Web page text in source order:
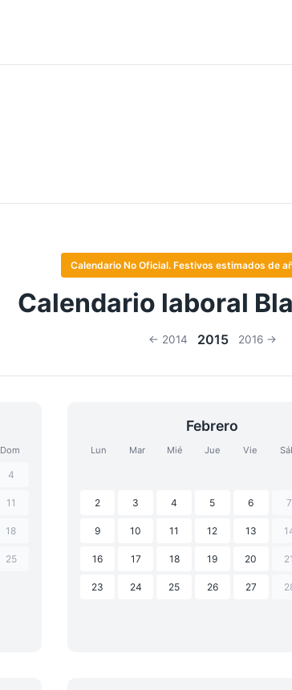
Calendario No Oficial. Festivos estimados de
Calendario laboral
← 2014 2015 2016 →
Dom
4
11
18
25
Febrero
Lun Mar Mié Jue Vie
2 3 4 5 6 7
9 10 11 12 13
16 17 18 19 20 21
23 24 25 26 27